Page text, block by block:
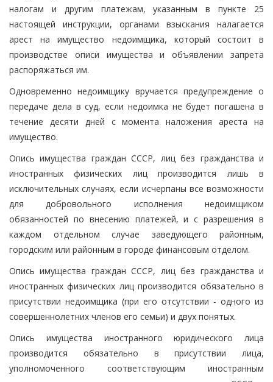
налогам и другим платежам, указанным в пункте 25
настоящей инструкции, органами взыскания налагается
арест на имущество недоимщика, который состоит в
производстве описи имущества и объявлении запрета
распоряжаться им.
Одновременно недоимщику вручается предупреждение о
передаче дела в суд, если недоимка не будет погашена в
течение десяти дней с момента наложения ареста на
имущество.
Опись имущества граждан СССР, лиц без гражданства и
иностранных физических лиц производится лишь в
исключительных случаях, если исчерпаны все возможности
для добровольного исполнения недоимщиком
обязанностей по внесению платежей, и с разрешения в
каждом отдельном случае заведующего районным,
городским или районным в городе финансовым отделом.
Опись имущества граждан СССР, лиц без гражданства и
иностранных физических лиц производится обязательно в
присутствии недоимщика (при его отсутствии - одного из
совершеннолетних членов его семьи) и двух понятых.
Опись имущества иностранного юридического лица
производится обязательно в присутствии лица,
уполномоченного соответствующим иностранным